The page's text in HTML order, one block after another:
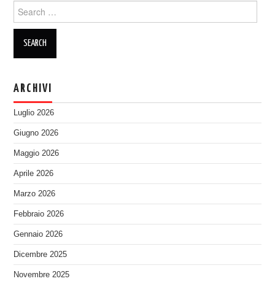
for:
ARCHIVI
Luglio 2026
Giugno 2026
Maggio 2026
Aprile 2026
Marzo 2026
Febbraio 2026
Gennaio 2026
Dicembre 2025
Novembre 2025